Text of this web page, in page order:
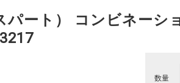
パート） コンビネーシ
数量